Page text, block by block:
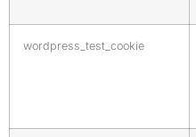
wordpress_test_cookie